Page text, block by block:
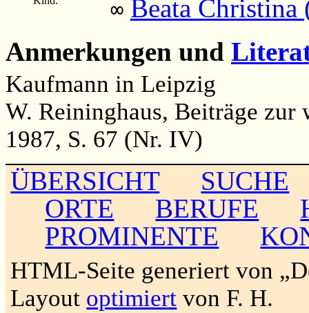
∞ Beata Christina
Anmerkungen und
Kaufmann in Leipzig
W. Reininghaus, Beiträge
1987, S. 67 (Nr. IV)
ÜBERSICHT
SUCHE
ORTE
BERUFE
PROMINENTE
HTML-Seite generiert von
Layout optimiert von F. H.